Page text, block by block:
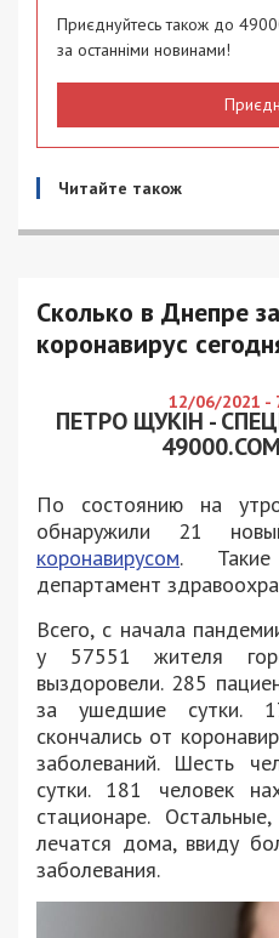
Приєднуйтесь також до
за останніми новинами!
Читайте також
Сколько в Днепре
коронавирус
12/06/2021 -
ПЕТРО ЩУКІН -
По состоянию на
обнаружили 21
коронавирусом.
департамент
Всего, с начала
у 57551 жителя
выздоровели. 285
за ушедшие сутки.
скончались от
заболеваний. Шесть
сутки. 181 человек
стационаре.
лечатся дома, ввиду
заболевания.